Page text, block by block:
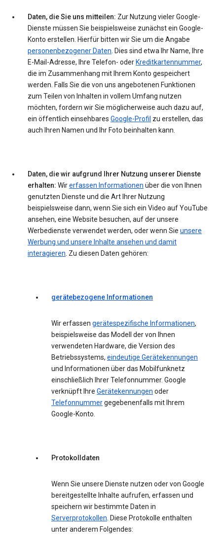
Daten, die Sie uns mitteilen: Zur Nutzung vieler Google-
Dienste müssen Sie beispielsweise zunächst ein Google-
Konto erstellen. Hierfür bitten wir Sie um die Angabe
personenbezogener Daten. Dies sind etwa Ihr Name, Ihre
E-Mail-Adresse, Ihre Telefon- oder Kreditkartennummer,
die im Zusammenhang mit Ihrem Konto gespeichert
werden. Falls Sie die von uns angebotenen Funktionen
zum Teilen von Inhalten in vollem Umfang nutzen
möchten, fordern wir Sie möglicherweise auch dazu auf,
ein öffentlich einsehbares Google-Profil zu erstellen, das
auch Ihren Namen und Ihr Foto beinhalten kann.
Daten, die wir aufgrund Ihrer Nutzung unserer Dienste
erhalten: Wirerfassen Informationen über die von Ihnen
genutzten Dienste und die Art Ihrer Nutzung
beispielsweise dann, wenn Sie sich ein Video auf YouTube
ansehen, eine Website besuchen, auf der unsere
Werbedienste verwendet werden, oder wenn Sie unsere
Werbung und unsere Inhalte ansehen und damit
interagieren. Zu diesen Daten gehören:
gerätebezogene Informationen
Wir erfassen gerätespezifische Informationen,
beispielsweise das Modell der von Ihnen
verwendeten Hardware, die Version des
Betriebssystems, eindeutige Gerätekennungen
und Informationen über das Mobilfunknetz
einschließlich Ihrer Telefonnummer. Google
verknüpft Ihre Gerätekennungen oder
Telefonnummergegebenenfalls mit Ihrem
Google-Konto.
Protokolldaten
Wenn Sie unsere Dienste nutzen oder von Google
bereitgestellte Inhalte aufrufen, erfassen und
speichern wir bestimmte Daten in
Serverprotokollen. Diese Protokolle enthalten
unter anderem Folgendes: